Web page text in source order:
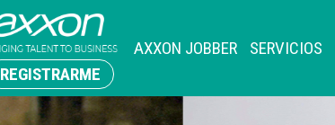
REGISTRARME
AXXON JOBBER SERVICIOS